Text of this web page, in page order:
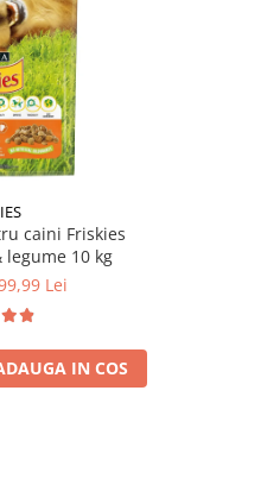
caini Friskies
legume 10 kg
Lei
IN COS